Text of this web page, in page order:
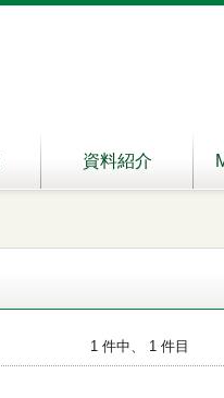
資料紹介
1 件中、 1 件目